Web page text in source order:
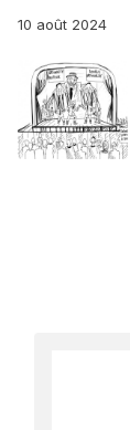
10 août 2024